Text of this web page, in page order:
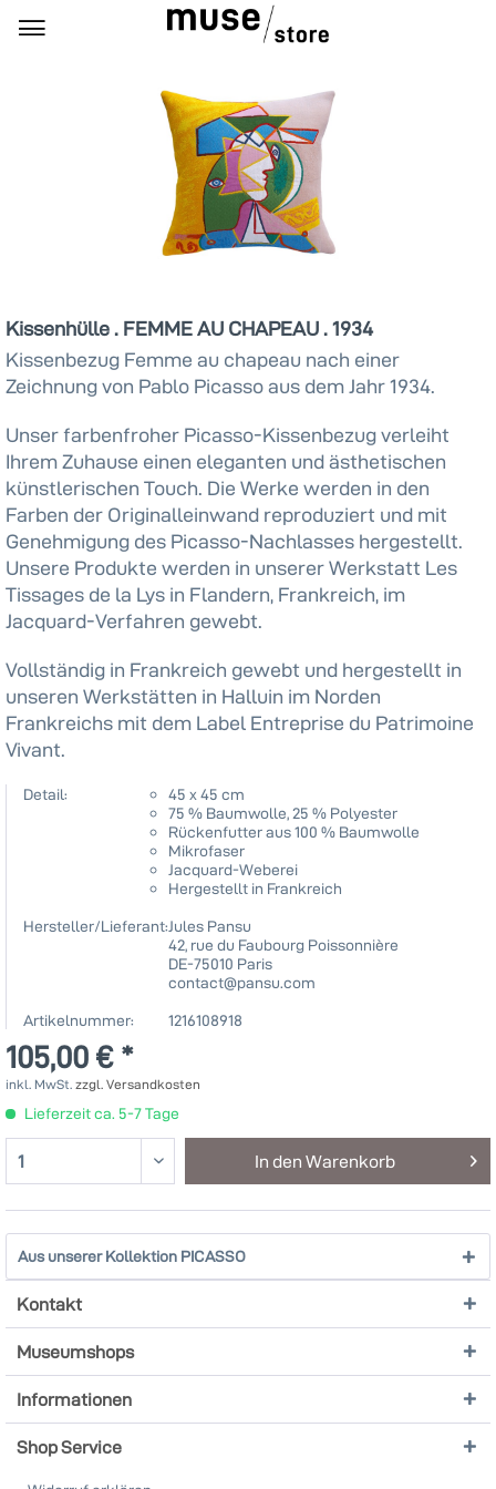
Kissenhülle . FEMME AU CHAPEAU . 1934
Kissenbezug Femme au chapeau nach einer
Zeichnung von Pablo Picasso aus dem Jahr 1934.
Unser farbenfroher Picasso-Kissenbezug verleiht
Ihrem Zuhause einen eleganten und ästhetischen
künstlerischen Touch. Die Werke werden in den
Farben der Originalleinwand reproduziert und mit
Genehmigung des Picasso-Nachlasses hergestellt.
Unsere Produkte werden in unserer Werkstatt Les
Tissages de la Lys in Flandern, Frankreich, im
Jacquard-Verfahren gewebt.
Vollständig in Frankreich gewebt und hergestellt in
unseren Werkstätten in Halluin im Norden
Frankreichs mit dem Label Entreprise du Patrimoine
Vivant.
Detail:
45 x 45 cm
75 % Baumwolle, 25 % Polyester
Rückenfutter aus 100 % Baumwolle
Mikrofaser
Jacquard-Weberei
Hergestellt in Frankreich
Hersteller/Lieferant:Jules Pansu
42, rue du Faubourg Poissonnière
DE-75010 Paris
contact@pansu.com
Artikelnummer:
1216108918
105,00 € *
inkl. MwSt. zzgl. Versandkosten
Lieferzeit ca. 5-7 Tage
In den Warenkorb
Aus unserer Kollektion PICASSO
Kontakt
Museumshops
Informationen
Shop Service